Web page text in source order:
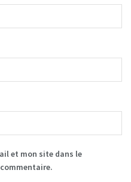
et mon site dans le